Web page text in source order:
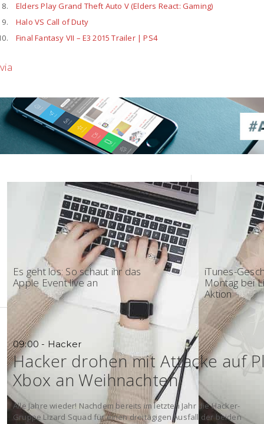
Elders Play Grand Theft Auto V (Elders React: Gaming)
Halo VS Call of Duty
Final Fantasy VII – E3 2015 Trailer | PS4
via
18:02 - Keynote
Es geht los: So schaut ihr das
Apple Event live an
17:57 -
iTunes-
Montag bei
Aktion
09:00 - Hacker
Hacker drohen mit Attacke auf
Xbox an Weihnachten
Alle Jahre wieder! Nachdem bereits im letzten Jahr die Hacker-
Gruppe Lizard Squad für einen dreitägigen Ausfall der beiden